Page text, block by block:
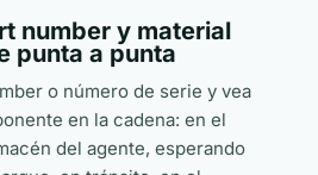
number y material
punta a punta
o número de serie y vea
en la cadena: en el
del agente, esperando